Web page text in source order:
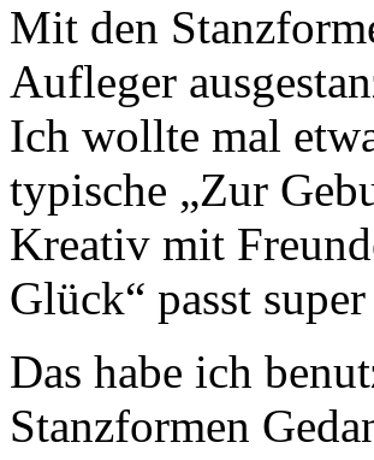
Mit den
Aufleger
Ich wollte mal
typische „Zur
Kreativ mit
Glück“ passt
Das habe ich
Stanzformen